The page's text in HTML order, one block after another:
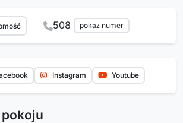
508 pokaż numer
Instagram Youtube